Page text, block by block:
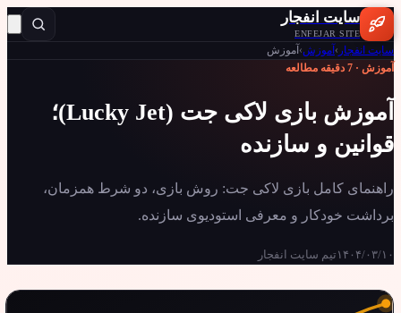
سایت انفجار
ENFEJAR SITE
انفجار›آموزش› آموزش
·
7 دقیقه مطالعه
آموزش بازی لاکی جت (Lucky Jet)؛
و سازنده
کامل بازی لاکی جت: روش بازی، دو شرط همزمان،
خودکار و معرفی استودیوی سازنده.
۰۳/۱۰ تیم سایت انفجار